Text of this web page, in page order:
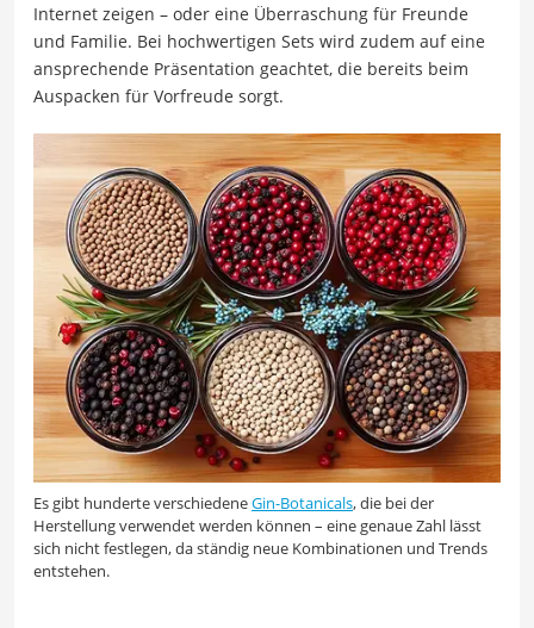
Internet zeigen – oder eine Überraschung für Freunde
und Familie. Bei hochwertigen Sets wird zudem auf eine
ansprechende Präsentation geachtet, die bereits beim
Auspacken für Vorfreude sorgt.
Es gibt hunderte verschiedeneGin-Botanicals, die bei der
Herstellung verwendet werden können – eine genaue Zahl lässt
sich nicht festlegen, da ständig neue Kombinationen und Trends
entstehen.